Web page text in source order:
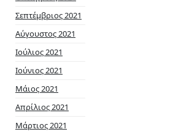
Σεπτέμβριος 2021
Αύγουστος 2021
Ιούλιος 2021
Ιούνιος 2021
Μάιος 2021
Απρίλιος 2021
Μάρτιος 2021